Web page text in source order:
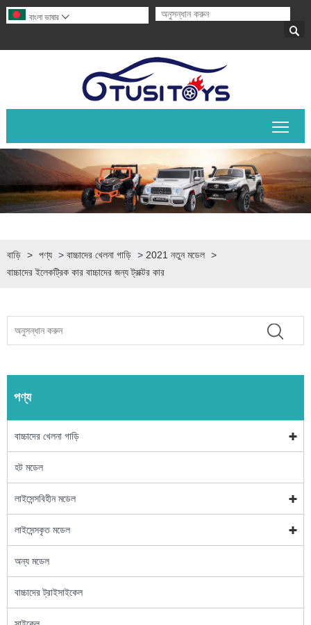

বাংলা ভাষার 
বাড়ি > পণ্য > বাচ্চাদের খেলনা গাড়ি > 2021 নতুন মডেল >
বাচ্চাদের ইলেকট্রিক কার বাচ্চাদের জন্য ট্রাক্টর কার
পণ্য
বাচ্চাদের খেলনা গাড়ি
হট মডেল
লাইসেন্সবিহীন মডেল
লাইসেন্সকৃত মডেল
অন্য মডেল
বাচ্চাদের ট্রাইসাইকেল